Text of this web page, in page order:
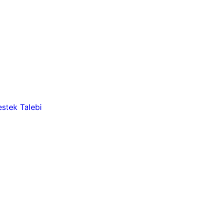
Talebi